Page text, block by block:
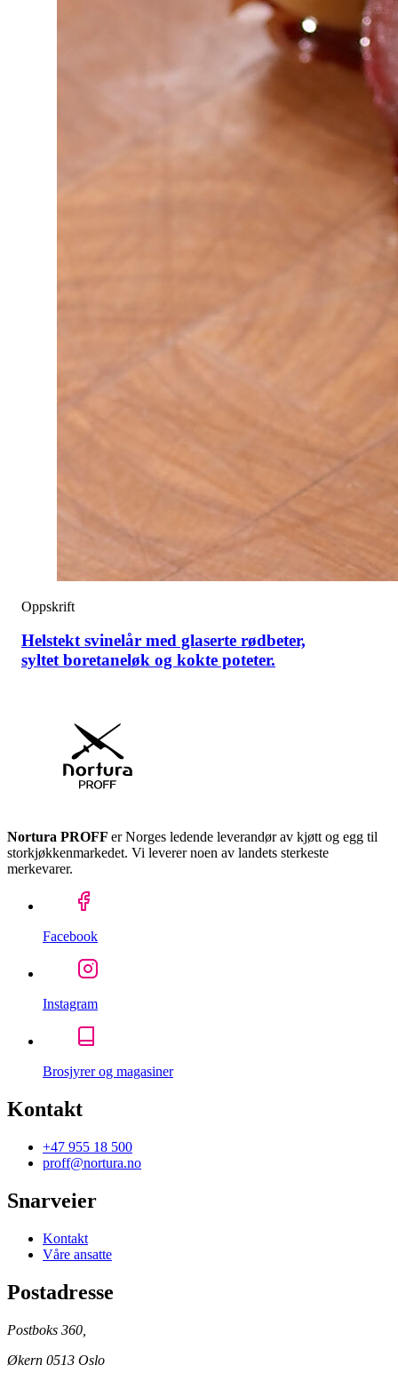
Oppskrift
Helstekt svinelår med glaserte rødbeter,
syltet boretaneløk og kokte poteter.
Nortura PROFF er Norges ledende leverandør av kjøtt og egg til
storkjøkkenmarkedet. Vi leverer noen av landets sterkeste
merkevarer.
Facebook
Instagram
Brosjyrer og magasiner
Kontakt
+47 955 18 500
proff@nortura.no
Snarveier
Kontakt
Våre ansatte
Postadresse
Postboks 360,
Økern 0513 Oslo